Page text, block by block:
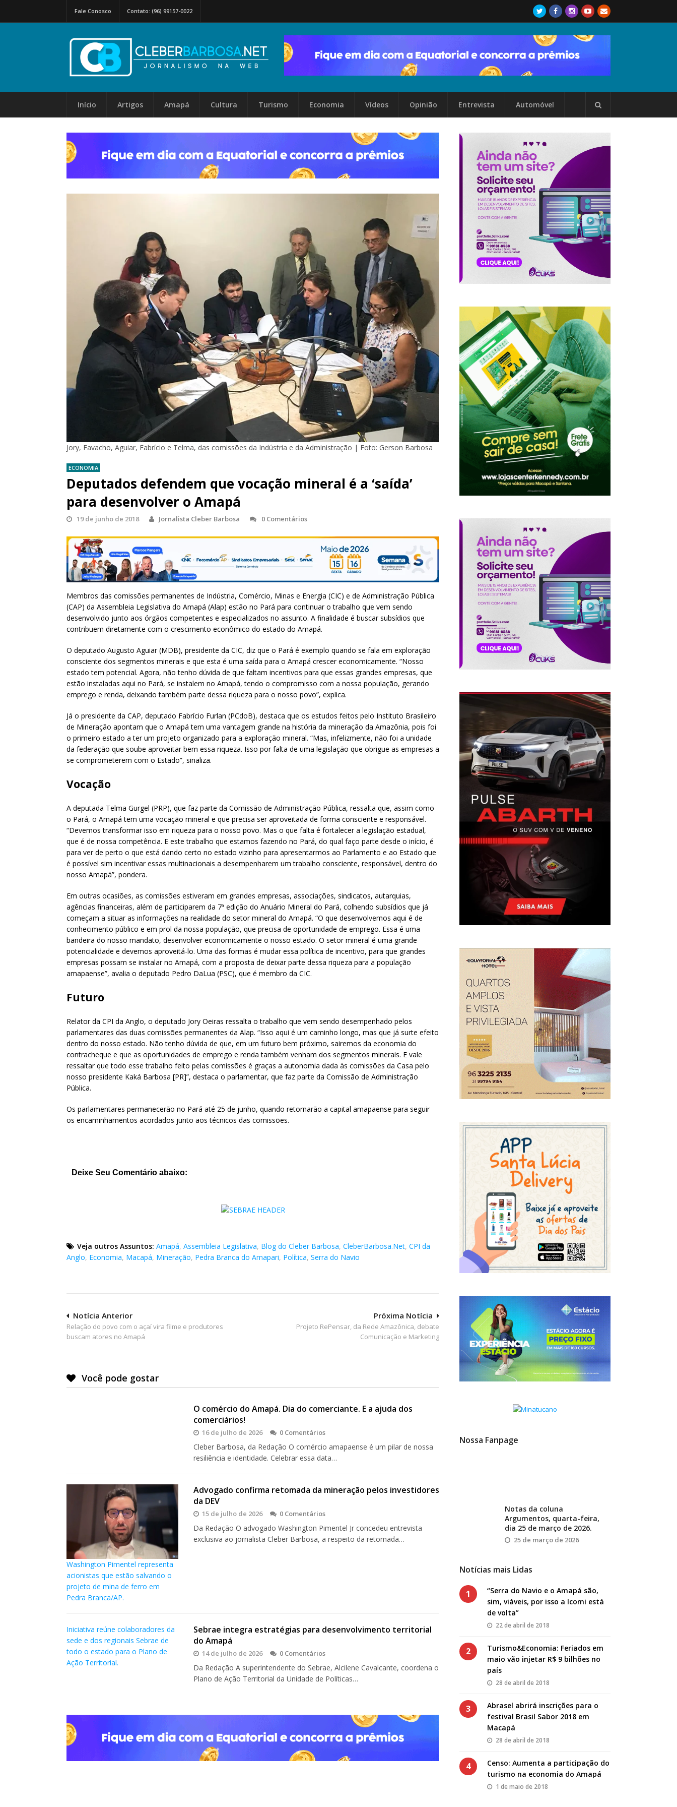
Fale Conosco Contato: (96) 99157-0022
Início Artigos Amapá Cultura Turismo Economia Vídeos Opinião Entrevista Automóvel
Jory, Favacho, Aguiar, Fabrício e Telma, das comissões da Indústria e da Administração | Foto: Gerson Barbosa
ECONOMIA
Deputados defendem que vocação mineral é a ‘saída’
para desenvolver o Amapá
19 de junho de 2018 Jornalista Cleber Barbosa 0 Comentários
Membros das comissões permanentes de Indústria, Comércio, Minas e Energia (CIC) e de Administração Pública
(CAP) da Assembleia Legislativa do Amapá (Alap) estão no Pará para continuar o trabalho que vem sendo
desenvolvido junto aos órgãos competentes e especializados no assunto. A finalidade é buscar subsídios que
contribuem diretamente com o crescimento econômico do estado do Amapá.
O deputado Augusto Aguiar (MDB), presidente da CIC, diz que o Pará é exemplo quando se fala em exploração
consciente dos segmentos minerais e que esta é uma saída para o Amapá crescer economicamente. “Nosso
estado tem potencial. Agora, não tenho dúvida de que faltam incentivos para que essas grandes empresas, que
estão instaladas aqui no Pará, se instalem no Amapá, tendo o compromisso com a nossa população, gerando
emprego e renda, deixando também parte dessa riqueza para o nosso povo”, explica.
Já o presidente da CAP, deputado Fabrício Furlan (PCdoB), destaca que os estudos feitos pelo Instituto Brasileiro
de Mineração apontam que o Amapá tem uma vantagem grande na história da mineração da Amazônia, pois foi
o primeiro estado a ter um projeto organizado para a exploração mineral. “Mas, infelizmente, não foi a unidade
da federação que soube aproveitar bem essa riqueza. Isso por falta de uma legislação que obrigue as empresas a
se comprometerem com o Estado”, sinaliza.
Vocação
A deputada Telma Gurgel (PRP), que faz parte da Comissão de Administração Pública, ressalta que, assim como
o Pará, o Amapá tem uma vocação mineral e que precisa ser aproveitada de forma consciente e responsável.
“Devemos transformar isso em riqueza para o nosso povo. Mas o que falta é fortalecer a legislação estadual,
que é de nossa competência. E este trabalho que estamos fazendo no Pará, do qual faço parte desde o início, é
para ver de perto o que está dando certo no estado vizinho para apresentarmos ao Parlamento e ao Estado que
é possível sim incentivar essas multinacionais a desempenharem um trabalho consciente, responsável, dentro do
nosso Amapá”, pondera.
Em outras ocasiões, as comissões estiveram em grandes empresas, associações, sindicatos, autarquias,
agências financeiras, além de participarem da 7ª edição do Anuário Mineral do Pará, colhendo subsídios que já
começam a situar as informações na realidade do setor mineral do Amapá. “O que desenvolvemos aqui é de
conhecimento público e em prol da nossa população, que precisa de oportunidade de emprego. Essa é uma
bandeira do nosso mandato, desenvolver economicamente o nosso estado. O setor mineral é uma grande
potencialidade e devemos aproveitá-lo. Uma das formas é mudar essa política de incentivo, para que grandes
empresas possam se instalar no Amapá, com a proposta de deixar parte dessa riqueza para a população
amapaense”, avalia o deputado Pedro DaLua (PSC), que é membro da CIC.
Futuro
Relator da CPI da Anglo, o deputado Jory Oeiras ressalta o trabalho que vem sendo desempenhado pelos
parlamentares das duas comissões permanentes da Alap. “Isso aqui é um caminho longo, mas que já surte efeito
dentro do nosso estado. Não tenho dúvida de que, em um futuro bem próximo, sairemos da economia do
contracheque e que as oportunidades de emprego e renda também venham dos segmentos minerais. E vale
ressaltar que todo esse trabalho feito pelas comissões é graças a autonomia dada às comissões da Casa pelo
nosso presidente Kaká Barbosa [PR]”, destaca o parlamentar, que faz parte da Comissão de Administração
Pública.
Os parlamentares permanecerão no Pará até 25 de junho, quando retornarão a capital amapaense para seguir
os encaminhamentos acordados junto aos técnicos das comissões.
Deixe Seu Comentário abaixo:
Veja outros Assuntos: Amapá, Assembleia Legislativa, Blog do Cleber Barbosa, CleberBarbosa.Net, CPI da
Anglo, Economia, Macapá, Mineração, Pedra Branca do Amapari, Política, Serra do Navio
Navegação
de
Próxima Notícia
Projeto RePensar, da Rede Amazônica, debate
Comunicação e Marketing
Notícia Anterior
Relação do povo com o açaí vira filme e produtores
buscam atores no Amapá
Você pode gostar
O comércio do Amapá. Dia do comerciante. E a ajuda dos
comerciários!
16 de julho de 2026 0 Comentários
Cleber Barbosa, da Redação O comércio amapaense é um pilar de nossa
resiliência e identidade. Celebrar essa data…
Washington Pimentel representa
acionistas que estão salvando o
projeto de mina de ferro em
Pedra Branca/AP.
Advogado confirma retomada da mineração pelos investidores
da DEV
15 de julho de 2026 0 Comentários
Da Redação O advogado Washington Pimentel Jr concedeu entrevista
exclusiva ao jornalista Cleber Barbosa, a respeito da retomada…
Iniciativa reúne colaboradores da
sede e dos regionais Sebrae de
todo o estado para o Plano de
Ação Territorial.
Sebrae integra estratégias para desenvolvimento territorial
do Amapá
14 de julho de 2026 0 Comentários
Da Redação A superintendente do Sebrae, Alcilene Cavalcante, coordena o
Plano de Ação Territorial da Unidade de Políticas…
Nossa Fanpage
Notas da coluna
Argumentos, quarta-feira,
dia 25 de março de 2026.
25 de março de 2026
Notícias mais Lidas
1
“Serra do Navio e o Amapá são,
sim, viáveis, por isso a Icomi está
de volta”
22 de abril de 2018
2
Turismo&Economia: Feriados em
maio vão injetar R$ 9 bilhões no
país
28 de abril de 2018
3
Abrasel abrirá inscrições para o
festival Brasil Sabor 2018 em
Macapá
28 de abril de 2018
4
Censo: Aumenta a participação do
turismo na economia do Amapá
1 de maio de 2018